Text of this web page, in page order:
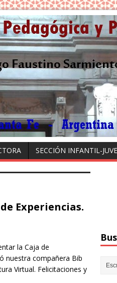
SECCIÓN INFANTIL-
Experiencias.
la Caja de
nuestra compañera Bib
Virtual. Felicitaciones y